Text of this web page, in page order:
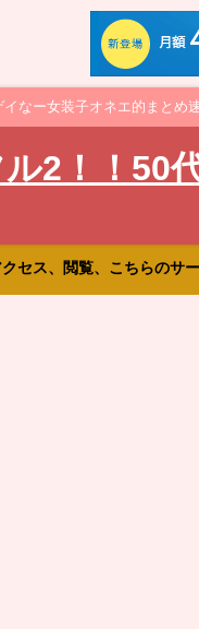
なー女装子オネエ的まと
2！！50
セス、閲覧、こちらのサ